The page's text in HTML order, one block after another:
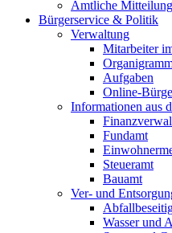
Amtliche
Bürgerservice & Politik
Verwaltung
Mitarbeiter
Aufgaben
Online-
Informationen aus
Fundamt
Steueramt
Bauamt
Ver- und
Wasser und